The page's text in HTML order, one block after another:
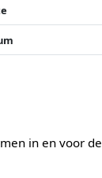
in en voor